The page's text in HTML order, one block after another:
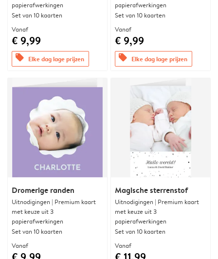
papierafwerkingen
Set van 10 kaarten
Vanaf
€ 9,99
offers Elke dag lage prijzen
papierafwerkingen
Set van 10 kaarten
Vanaf
€ 9,99
offers Elke dag lage prijzen
Dromerige randen
Uitnodigingen | Premium kaart
met keuze uit 3
papierafwerkingen
Set van 10 kaarten
Vanaf
Magische sterrenstof
Uitnodigingen | Premium kaart
met keuze uit 3
papierafwerkingen
Set van 10 kaarten
Vanaf